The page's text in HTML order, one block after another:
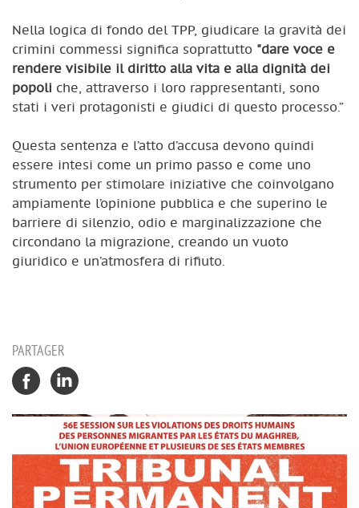
Nella logica di fondo del TPP, giudicare la gravità dei
crimini commessi significa soprattutto "dare voce e
rendere visibile il diritto alla vita e alla dignità dei
popoli che, attraverso i loro rappresentanti, sono
stati i veri protagonisti e giudici di questo processo.”
Questa sentenza e l’atto d’accusa devono quindi
essere intesi come un primo passo e come uno
strumento per stimolare iniziative che coinvolgano
ampiamente l’opinione pubblica e che superino le
barriere di silenzio, odio e marginalizzazione che
circondano la migrazione, creando un vuoto
giuridico e un’atmosfera di rifiuto.
PARTAGER